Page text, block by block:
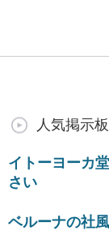
人気掲示板
イトーヨーカ
さい
ベルーナの社